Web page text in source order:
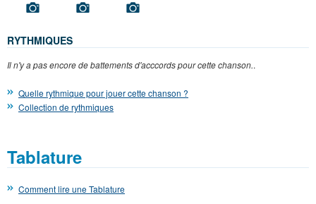
RYTHMIQUES
Il n'y a pas encore de battements d'acccords pour cette chanson..
Quelle rythmique pour jouer cette chanson ?
Collection de rythmiques
Tablature
Comment lire une Tablature